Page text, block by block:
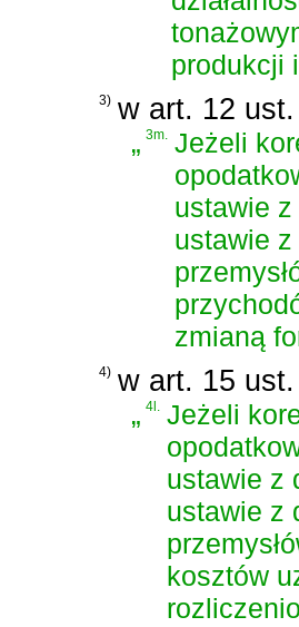
produkcji
3) w art. 12
„3m. Jeżeli
ustawie
ustawie
zmianą
4) w art. 15
„4l.
Jeżeli
ustawie z
ustawie z
kosztów